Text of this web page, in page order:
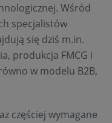
Wśród
specjalistów
się dziś m.in.
produkcja FMCG i
w modelu B2B,
częściej wymagane